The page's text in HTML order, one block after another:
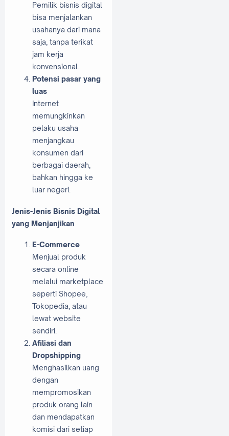
Pemilik bisnis digital
bisa menjalankan
usahanya dari mana
saja, tanpa terikat
jam kerja
konvensional.
Potensi pasar yang
luas
Internet
memungkinkan
pelaku usaha
menjangkau
konsumen dari
berbagai daerah,
bahkan hingga ke
luar negeri.
Jenis-Jenis Bisnis Digital
yang Menjanjikan
E-Commerce
Menjual produk
secara online
melalui marketplace
seperti Shopee,
Tokopedia, atau
lewat website
sendiri.
Afiliasi dan
Dropshipping
Menghasilkan uang
dengan
mempromosikan
produk orang lain
dan mendapatkan
komisi dari setiap